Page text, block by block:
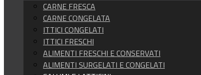
CARNE FRESCA
CARNE CONGELATA
ITTICI CONGELATI
ITTICI FRESCHI
ALIMENTI FRESCHI E CONSERVATI
ALIMENTI SURGELATI E CONGELATI